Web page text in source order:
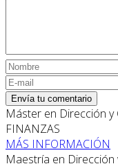
Envía tu comentario
Máster en Dirección
FINANZAS
MÁS INFORMACIÓN
Maestría en Dirección